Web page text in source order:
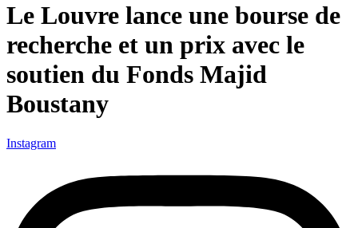
Le Louvre lance une bourse de
recherche et un prix avec le
soutien du Fonds Majid
Boustany
Instagram